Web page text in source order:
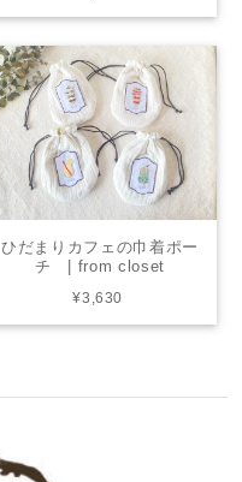
ひだまりカフェの巾着ポー
チ | from closet
¥3,630